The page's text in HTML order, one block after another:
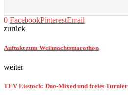
0 FacebookPinterestEmail
zurück
Auftakt zum Weihnachtsmarathon
weiter
TEV Eisstock: Duo-Mixed und freies Turnier